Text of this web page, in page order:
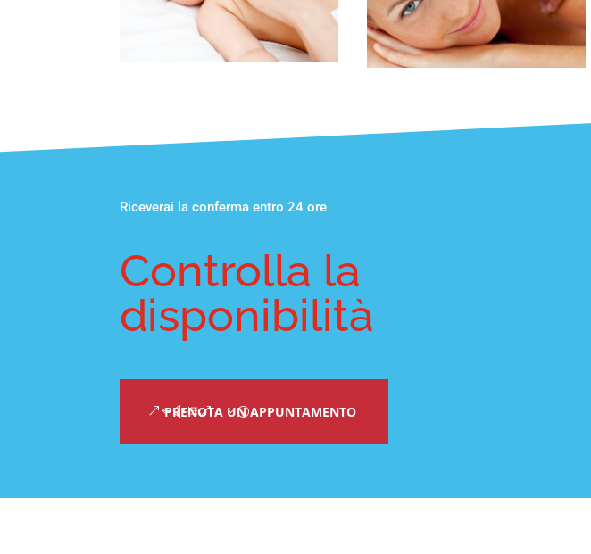
Riceverai la conferma entro 24 ore
Controlla la
disponibilità
PRENOTA UN APPUNTAMENTO